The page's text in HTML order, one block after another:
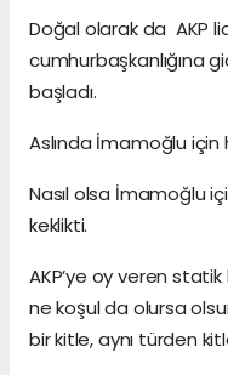
Doğal olarak da AKP
cumhurbaşkanlığına
başladı.
Aslında İmamoğlu
Nasıl olsa İmamoğlu
keklikti.
AKP’ye oy veren
ne koşul da olursa
bir kitle, aynı türden